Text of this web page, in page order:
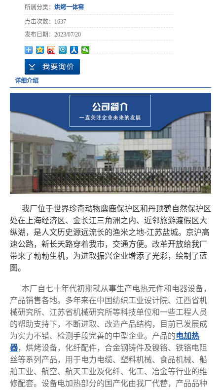
所属分类： 烘烤一体窑
点击次数： 1637
发布日期： 2023/07/20
详细介绍
我厂位于世界珍奇动物麋鹿保护区和丹顶鹤自然保护区
处在上海经济区、金长江三角洲之内、近邻旅游渡假区大
纵湖，是人文历史源远流长的渔米之地-江苏盐城。京沪高
速公路，新长天路穿着我市，交通方便。改革开放给我厂
带来了勃勃生机，为进取振兴企业增添了光彩，绘制了蓝
图。
本厂自七十年代初期就从事生产电热元件和电器设备，
产品销售各地。多年来在中国纺织工业设计院、江西省机
械研究所、江苏省机械研究所等科技单位和一些工程人员
的帮助支持下，不断进取、改造产品结构，目前已发展成
为实力不错、检测手段完善的中型企业。产品的电加热
器，烘烤设备，化纤配件，合金钢铸件及镍铬、铁铬电阻
丝等系列产品，用于电力电缆、塑料机械、食品机械、船
舶工业、航空、航天工业及化纤、化工、冶金等行业的维
修配套。设备电加热部分的国产化由我厂代替，产品品种